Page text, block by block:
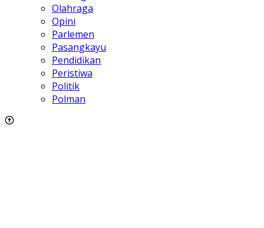
Olahraga
Opini
Parlemen
Pasangkayu
Pendidikan
Peristiwa
Politik
Polman